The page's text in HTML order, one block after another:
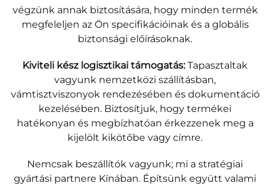
végzünk annak biztosítására, hogy minden termék
megfeleljen az Ön specifikációinak és a globális
biztonsági előírásoknak.
Kiviteli kész logisztikai támogatás:Tapasztaltak
vagyunk nemzetközi szállításban,
vámtisztviszonyok rendezésében és dokumentáció
kezelésében. Biztosítjuk, hogy termékei
hatékonyan és megbízhatóan érkezzenek meg a
kijelölt kikötőbe vagy címre.
Nemcsak beszállítók vagyunk; mi a stratégiai
gyártási partnere Kínában. Építsünk együtt valami